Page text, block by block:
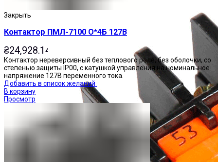
Закрыть
Контактор ПМЛ-7100 О*4Б 127В
₴24,928.14
Контактор нереверсивный без теплового реле, без оболочки, со
степенью защиты IP00, с катушкой управления на номинальное
напряжение 127В переменного тока.
Добавить в список желаний
В корзину
Просмотр